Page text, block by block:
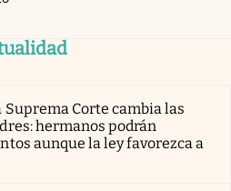
Suprema Corte cambia las
hermanos podrán
aunque la ley favorezca a